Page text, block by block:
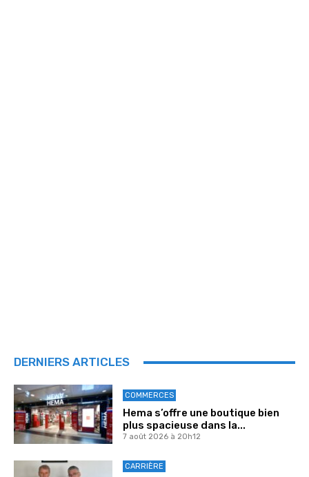
DERNIERS ARTICLES
COMMERCES
Hema s’offre une boutique bien
plus spacieuse dans la...
7 août 2026 à 20h12
CARRIÈRE